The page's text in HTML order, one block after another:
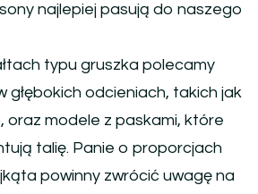
najlepiej pasują do naszego
typu gruszka polecamy
głębokich odcieniach, takich jak
oraz modele z paskami, które
talię. Panie o proporcjach
powinny zwrócić uwagę na